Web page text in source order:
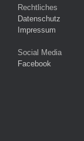
Rechtliches
Datenschutz
Impressum
Social Media
Facebook